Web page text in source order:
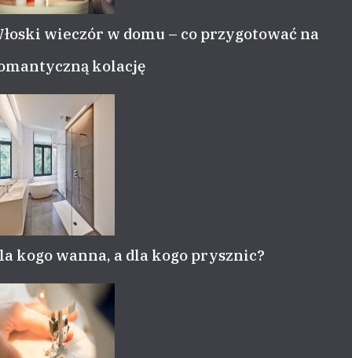
wieczór w domu – co przygotować na
kolację
kogo wanna, a dla kogo prysznic?